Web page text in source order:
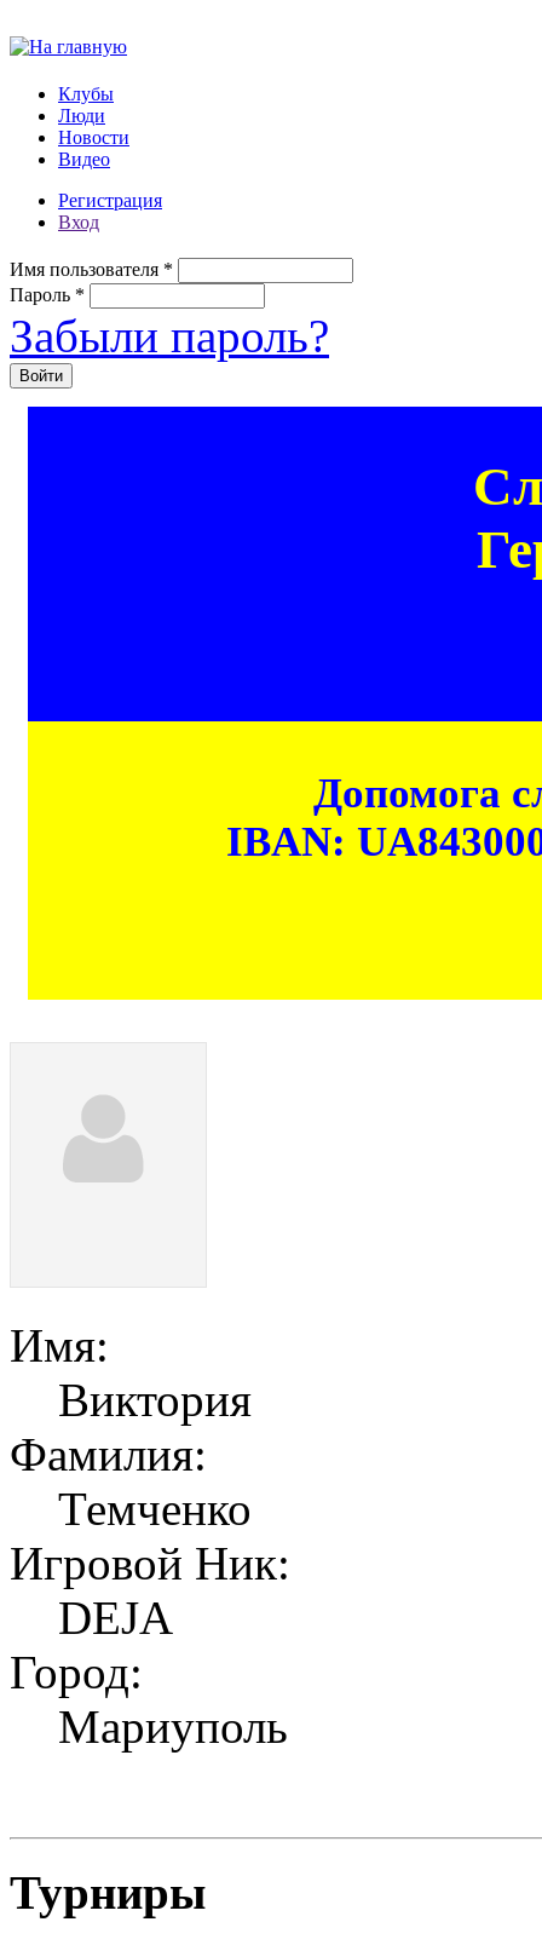
Клубы
Люди
Новости
Видео
Регистрация
Вход
Имя пользователя *
Пароль *
Забыли пароль?
Допомога
IBAN:
Имя:
Виктория
Фамилия:
Темченко
Игровой Ник:
DEJA
Город:
Мариуполь
Турниры